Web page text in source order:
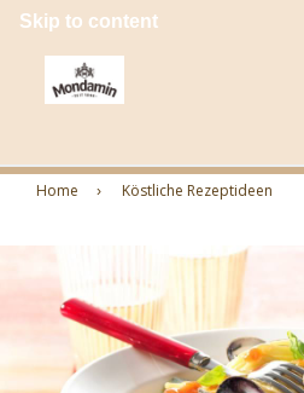
Skip to content
Home Köstliche Rezeptideen